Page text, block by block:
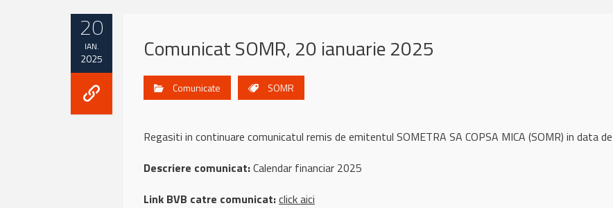
20
IAN.
2025 Comunicat SOMR, 20 ianuarie 2025
Comunicate SOMR
Regasiti in continuare comunicatul remis de emitentul SOMETRA SA COPSA MICA (SOMR) in data
Descriere comunicat:Calendar financiar 2025
Link BVB catre comunicat:click aici